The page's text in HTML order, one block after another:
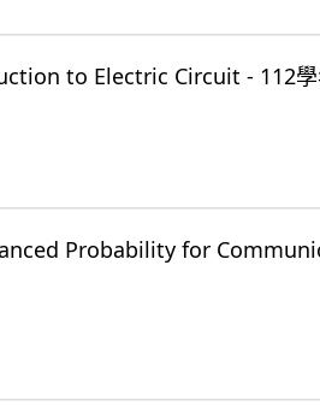
to Electric Circuit - 112
Probability for